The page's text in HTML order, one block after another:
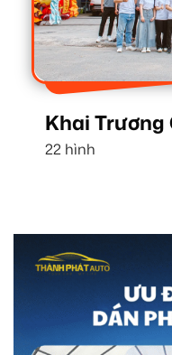
Khai Trương
22 hình